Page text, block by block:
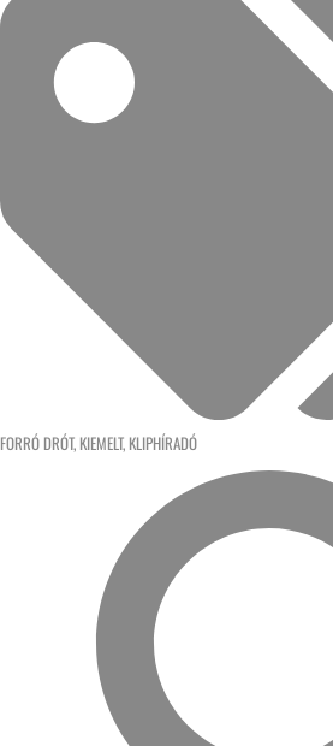
FORRÓ DRÓT, KIEMELT, KLIPHÍRADÓ